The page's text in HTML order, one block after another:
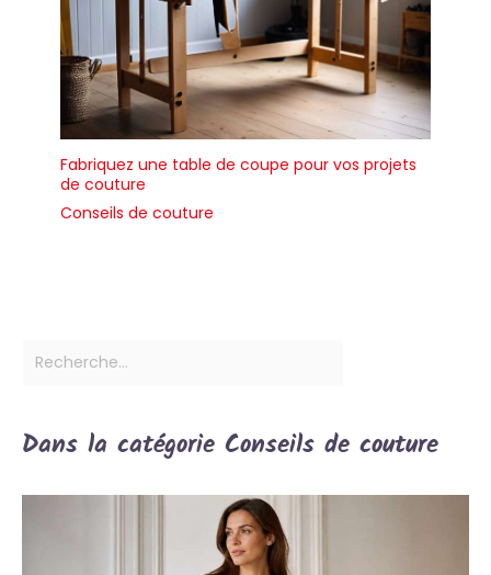
Fabriquez une table de coupe pour vos projets
de couture
Conseils de couture
Dans la catégorie Conseils de couture